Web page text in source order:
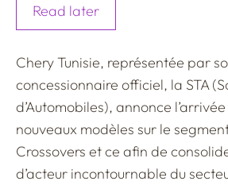
Read later
Chery Tunisie, représentée par
concessionnaire officiel, la STA
d’Automobiles), annonce
nouveaux modèles sur le
Crossovers et ce afin de
d’acteur incontournable du